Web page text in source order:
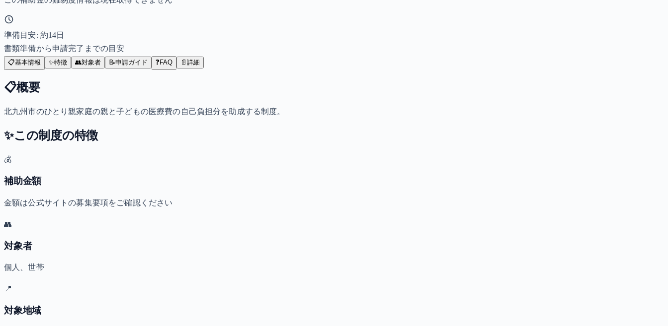
準備目安: 約14日
書類準備から申請完了までの目安
📋基本情報 ✨特徴 👥対象者 📝申請ガイド ❓FAQ 📄 詳細
📋概要
北九州市のひとり親家庭の親と子どもの医療費の自己負担分を助成する制度。
✨この制度の特徴
💰
補助金額
金額は公式サイトの募集要項をご確認ください
👥
対象者
個人、世帯
📍
対象地域